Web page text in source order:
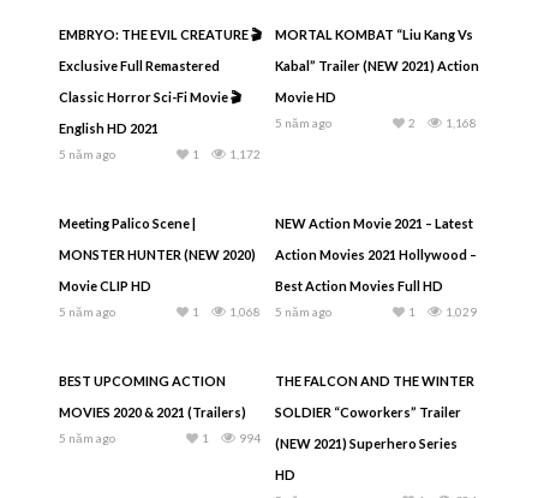
EMBRYO: THE EVIL CREATURE 🎬
Exclusive Full Remastered
Classic Horror Sci-Fi Movie 🎬
English HD 2021
5 năm ago 1,172
1
MORTAL KOMBAT “Liu Kang Vs
Kabal” Trailer (NEW 2021) Action
Movie HD
5 năm ago 1,168
2
Meeting Palico Scene |
MONSTER HUNTER (NEW 2020)
Movie CLIP HD
5 năm ago 1,068
1
NEW Action Movie 2021 – Latest
Action Movies 2021 Hollywood –
Best Action Movies Full HD
5 năm ago 1,029
1
BEST UPCOMING ACTION
MOVIES 2020 & 2021 (Trailers)
5 năm ago 994
1
THE FALCON AND THE WINTER
SOLDIER “Coworkers” Trailer
(NEW 2021) Superhero Series
HD